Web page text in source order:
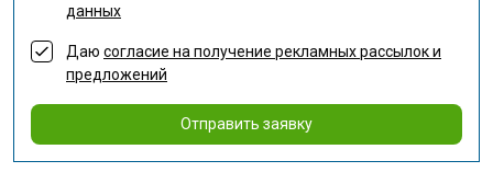
данных
Даю согласие на получение рекламных рассылок и
предложений
Отправить заявку